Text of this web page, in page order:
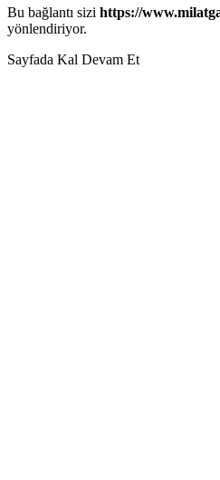
Bu bağlantı sizi https://
yönlendiriyor.
Sayfada Kal Devam Et